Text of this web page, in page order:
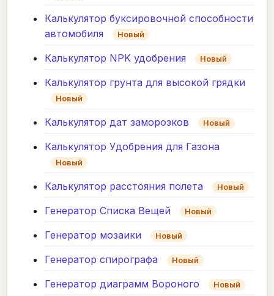
Калькулятор буксировочной способности
автомобиля
Новый
Калькулятор NPK удобрения Новый
Калькулятор грунта для высокой грядки
Новый
Калькулятор дат заморозков Новый
Калькулятор Удобрения для Газона
Новый
Калькулятор расстояния полета Новый
Генератор Списка Вещей Новый
Генератор мозаики Новый
Генератор спирографа Новый
Генератор диаграмм Вороного Новый